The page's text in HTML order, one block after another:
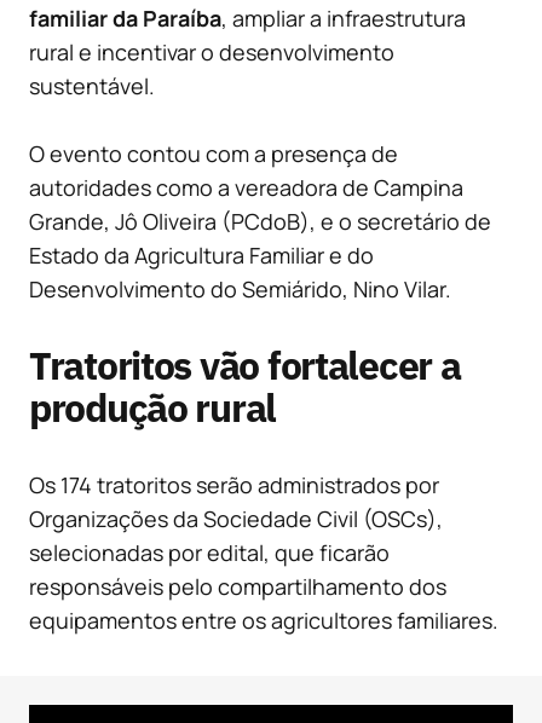
familiar da Paraíba, ampliar a infraestrutura
rural e incentivar o desenvolvimento
sustentável.
O evento contou com a presença de
autoridades como a vereadora de Campina
Grande, Jô Oliveira (PCdoB), e o secretário de
Estado da Agricultura Familiar e do
Desenvolvimento do Semiárido, Nino Vilar.
Tratoritos vão fortalecer a
produção rural
Os 174 tratoritos serão administrados por
Organizações da Sociedade Civil (OSCs),
selecionadas por edital, que ficarão
responsáveis pelo compartilhamento dos
equipamentos entre os agricultores familiares.